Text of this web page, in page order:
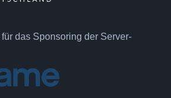
für das Sponsoring der Server-